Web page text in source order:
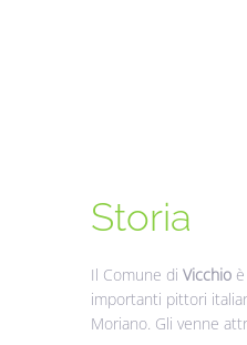
Storia
Il Comune di Vicchio
importanti pittori
Moriano. Gli venne